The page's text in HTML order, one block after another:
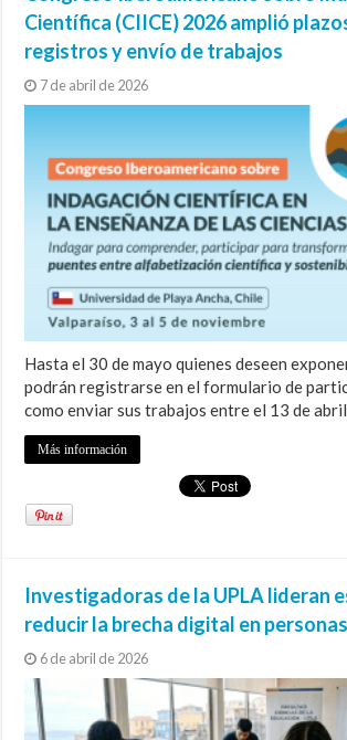
Científica (CIICE) 2026 amplió
registros y envío de trabajos
7 de abril de 2026
Hasta el 30 de mayo quienes deseen
podrán registrarse en el formulario de
como enviar sus trabajos entre el 13 de
Más información
Investigadoras de la UPLA lideran
reducir la brecha digital en
6 de abril de 2026